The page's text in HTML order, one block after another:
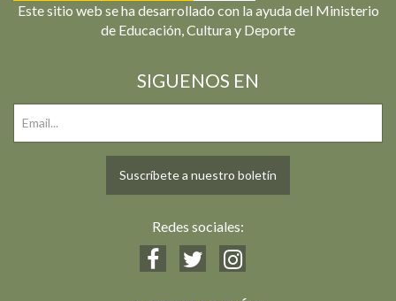
Este sitio web se ha desarrollado con la ayuda del Ministerio
de Educación, Cultura y Deporte
SIGUENOS EN
Suscríbete a nuestro boletín
Redes sociales: